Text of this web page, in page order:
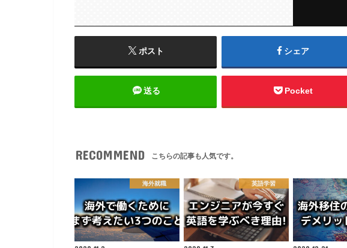
ポスト シェア
送る Pocket
RECOMMEND こちらの記事も人気です。
海外就職 英語学習